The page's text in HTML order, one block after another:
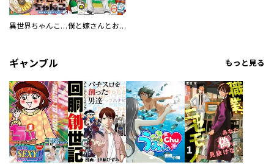
異世界ちゃんこ～横綱目前に召喚されたんだが～ 【連載版】 僕と嫁さんとお酒の関係
ギャンブル もっと見る